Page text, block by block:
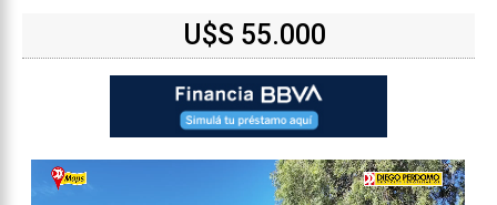
U$S 55.000